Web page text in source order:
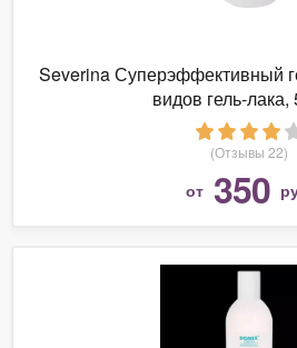
Severina Суперэффективный
видов гель-
(Отзывы 22)
от 350